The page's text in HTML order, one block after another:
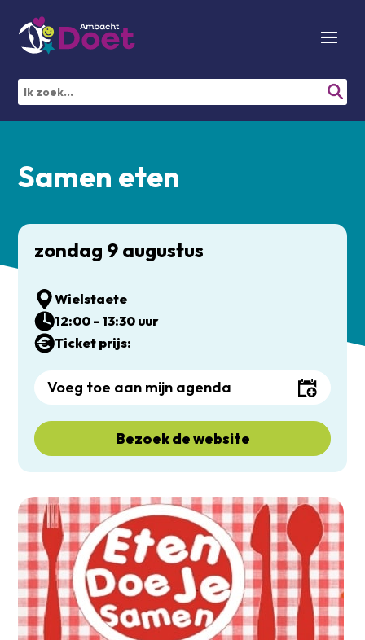
Samen eten
zondag 9 augustus
Wielstaete
12:00 - 13:30 uur
Ticket prijs:
Voeg toe aan mijn agenda
Bezoek de website